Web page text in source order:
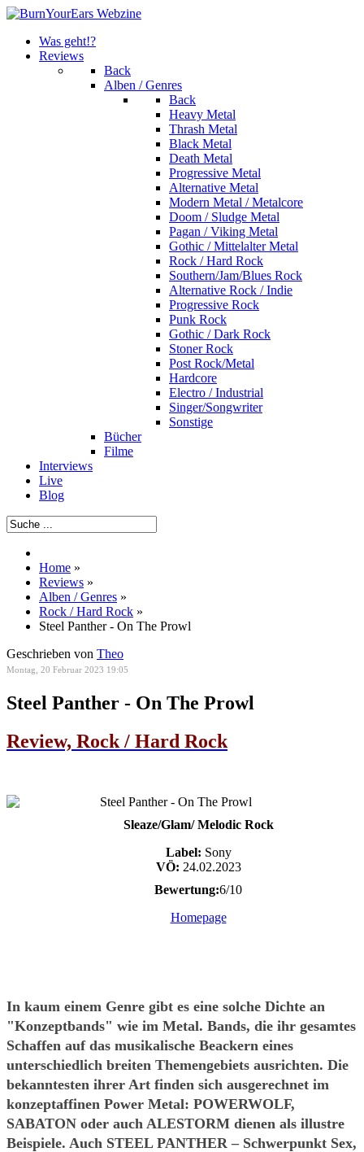
Was geht!?
Reviews
Back
Alben / Genres
Back
Heavy Metal
Thrash Metal
Black Metal
Death Metal
Progressive Metal
Alternative Metal
Modern Metal / Metalcore
Doom / Sludge Metal
Pagan / Viking Metal
Gothic / Mittelalter Metal
Rock / Hard Rock
Southern/Jam/Blues Rock
Alternative Rock / Indie
Progressive Rock
Punk Rock
Gothic / Dark Rock
Stoner Rock
Post Rock/Metal
Hardcore
Electro / Industrial
Singer/Songwriter
Sonstige
Bücher
Filme
Interviews
Live
Blog
Home »
Reviews »
Alben / Genres »
Rock / Hard Rock »
Steel Panther - On The Prowl
Geschrieben von Theo
Montag, 20 Februar 2023 19:05
Steel Panther - On The Prowl
Review, Rock / Hard Rock
Sleaze/Glam/ Melodic Rock
Label: Sony
VÖ: 24.02.2023
Bewertung:6/10
Homepage
In kaum einem Genre gibt es eine solche Dichte an
"Konzeptbands" wie im Metal. Bands, die ihr gesamtes
Schaffen auf das musikalische Beackern eines
unterschiedlich breiten Themengebiets ausrichten. Die
bekanntesten ihrer Art finden sich ausgerechnet im
konzeptaffinen Power Metal: POWERWOLF,
SABATON oder auch ALESTORM dienen als illustre
Beispiele. Auch STEEL PANTHER – Schwerpunkt Sex,